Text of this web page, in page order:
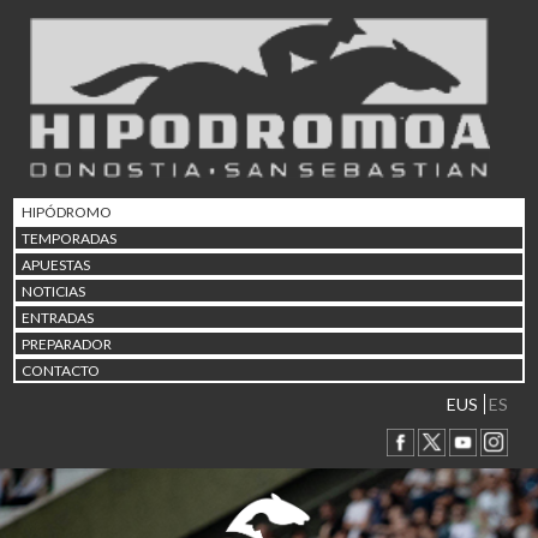
HIPÓDROMO
TEMPORADAS
APUESTAS
NOTICIAS
ENTRADAS
PREPARADOR
CONTACTO
EUS ES
02/08 17:30 Abuztuaren 2a / 2 de
Abuztuaren 9a / 9 de
12/08 12:08 Abuztaren 12a / 12 de
15/08 17:05 Abuztuaren 15a / 15 de
23/08 17:30 Abuztuaren 23a / 23 de
30/08 17:30 Abuztuaren 30a / 30 de
02/09 11:15
06/09 17:30 Irailaren 6a / 6 de
Irailaren 13a / 13 de
30/09 11:30 Irailaren 30a / 30 de